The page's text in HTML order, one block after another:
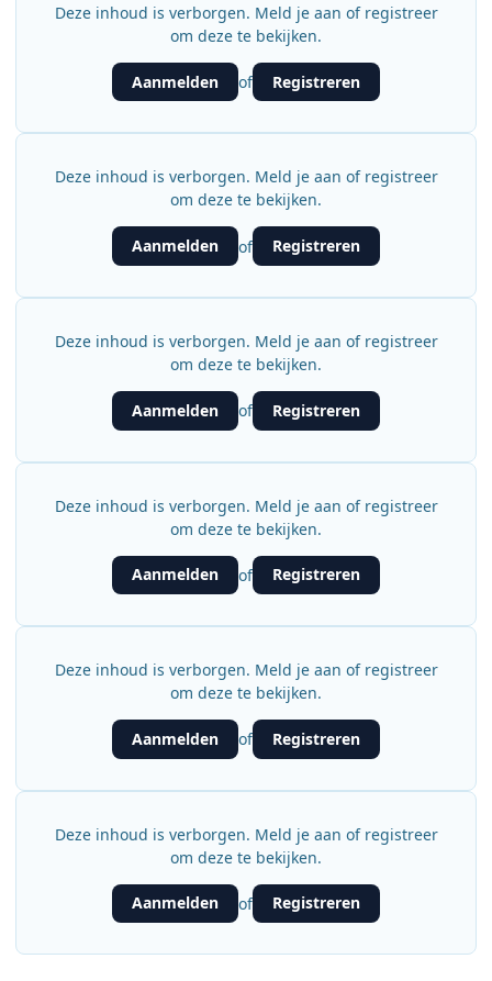
Deze inhoud is verborgen. Meld je aan of registreer
om deze te bekijken.
Aanmelden of Registreren
Deze inhoud is verborgen. Meld je aan of registreer
om deze te bekijken.
Aanmelden of Registreren
Deze inhoud is verborgen. Meld je aan of registreer
om deze te bekijken.
Aanmelden of Registreren
Deze inhoud is verborgen. Meld je aan of registreer
om deze te bekijken.
Aanmelden of Registreren
Deze inhoud is verborgen. Meld je aan of registreer
om deze te bekijken.
Aanmelden of Registreren
Deze inhoud is verborgen. Meld je aan of registreer
om deze te bekijken.
Aanmelden of Registreren